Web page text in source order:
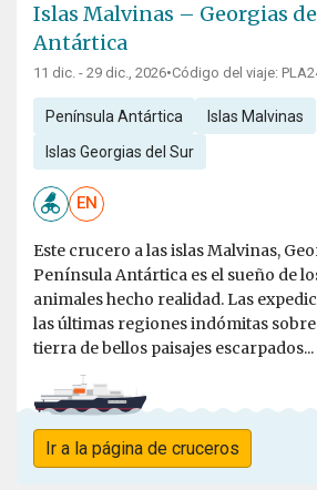
Islas Malvinas – Georgias
Antártica
11 dic. - 29 dic., 2026•Código del viaje:
Península Antártica Islas Malvinas
Islas Georgias del Sur
EN
Este crucero a las islas Malvinas,
Península Antártica es el sueño de
animales hecho realidad. Las
las últimas regiones indómitas
tierra de bellos paisajes escarpados...
Ir a la página de cruceros